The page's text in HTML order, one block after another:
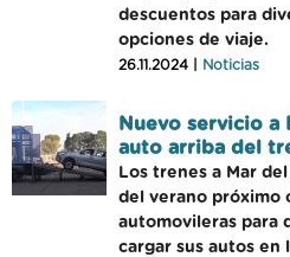
descuentos para
opciones de viaje.
26.11.2024 | Noticias
Nuevo servicio a
auto arriba del
Los trenes a Mar
del verano próximo
automovileras para
cargar sus autos en